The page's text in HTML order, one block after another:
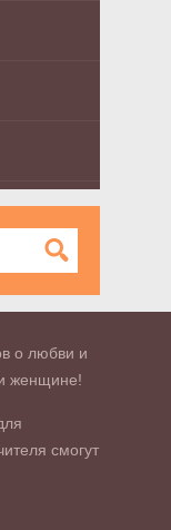
о любви и
женщине!
смогут